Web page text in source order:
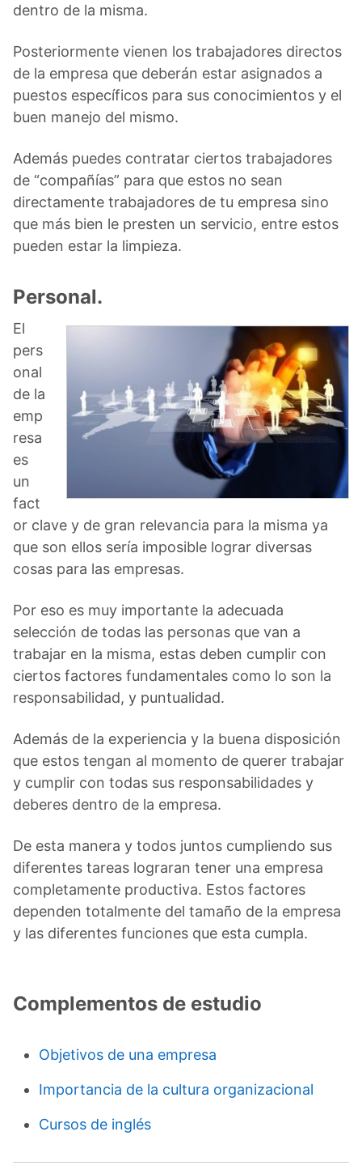
dentro de la misma.
Posteriormente vienen los trabajadores directos
de la empresa que deberán estar asignados a
puestos específicos para sus conocimientos y el
buen manejo del mismo.
Además puedes contratar ciertos trabajadores
de “compañías” para que estos no sean
directamente trabajadores de tu empresa sino
que más bien le presten un servicio, entre estos
pueden estar la limpieza.
Personal.
El
pers
onal
de la
emp
resa
es
un
fact
or clave y de gran relevancia para la misma ya
que son ellos sería imposible lograr diversas
cosas para las empresas.
Por eso es muy importante la adecuada
selección de todas las personas que van a
trabajar en la misma, estas deben cumplir con
ciertos factores fundamentales como lo son la
responsabilidad, y puntualidad.
Además de la experiencia y la buena disposición
que estos tengan al momento de querer trabajar
y cumplir con todas sus responsabilidades y
deberes dentro de la empresa.
De esta manera y todos juntos cumpliendo sus
diferentes tareas lograran tener una empresa
completamente productiva. Estos factores
dependen totalmente del tamaño de la empresa
y las diferentes funciones que esta cumpla.
Complementos de estudio
Objetivos de una empresa
Importancia de la cultura organizacional
Cursos de inglés